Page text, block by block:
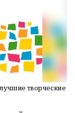
творческие